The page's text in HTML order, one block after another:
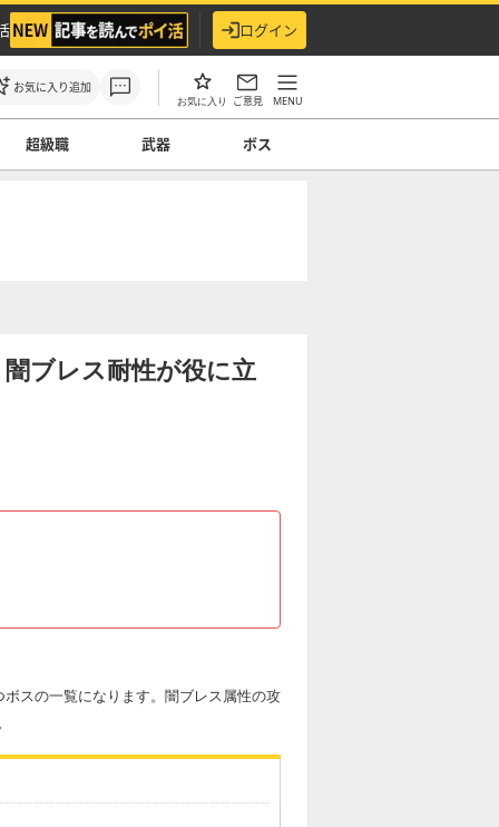
ログイン
お気に入り追加
お気に入り ご意見 MENU
超級職 武器 ボス
ブレス耐性が役に立
スの一覧になります。闇ブレス属性の攻